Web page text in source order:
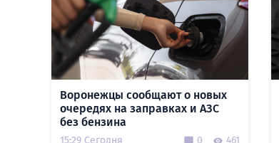
Воронежцы сообщают о новых
очередях на заправках и АЗС
без бензина